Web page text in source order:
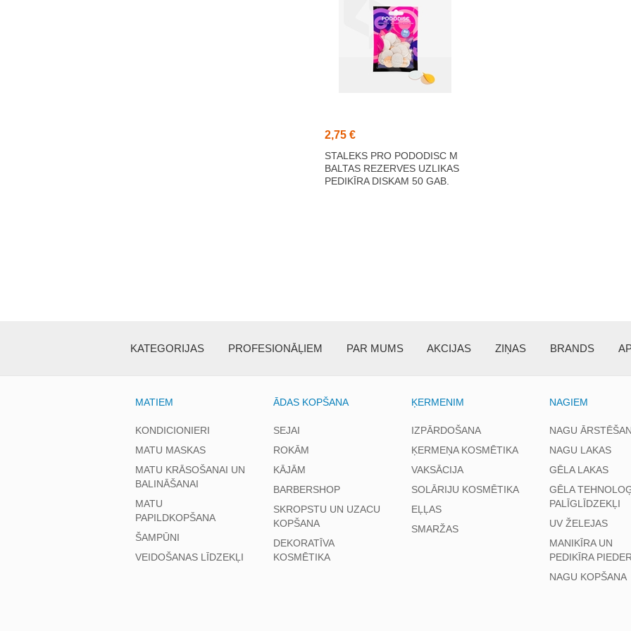
2,75 €
STALEKS PRO PODODISC M
BALTAS REZERVES UZLIKAS
PEDIKĪRA DISKAM 50 GAB.
KATEGORIJAS PROFESIONĀĻIEM PAR MUMS AKCIJAS ZIŅAS BRANDS
MATIEM
KONDICIONIERI
MATU MASKAS
MATU KRĀSOŠANAI UN
BALINĀŠANAI
MATU
PAPILDKOPŠANA
ŠAMPŪNI
VEIDOŠANAS LĪDZEKĻI
ĀDAS KOPŠANA
SEJAI
ROKĀM
KĀJĀM
BARBERSHOP
SKROPSTU UN UZACU
KOPŠANA
DEKORATĪVA
KOSMĒTIKA
ĶERMENIM
IZPĀRDOŠANA
ĶERMEŅA KOSMĒTIKA
VAKSĀCIJA
SOLĀRIJU KOSMĒTIKA
EĻĻAS
SMARŽAS
NAGIEM
NAGU
NAGU LAKAS
GĒLA LAKAS
GĒLA
PALĪGLĪDZEKĻI
UV ŽELEJAS
MANIKĪRA UN
PEDIKĪRA
NAGU KOPŠANA